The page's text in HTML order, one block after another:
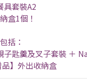
具套裝A2
盒1個！
括：
匙羹及叉子套裝 ＋
】外出收納盒